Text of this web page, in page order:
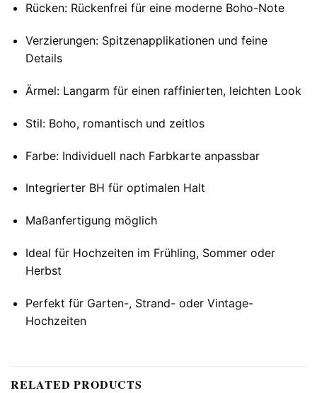
Rücken: Rückenfrei für eine moderne Boho-Note
Verzierungen: Spitzenapplikationen und feine
Details
Ärmel: Langarm für einen raffinierten, leichten Look
Stil: Boho, romantisch und zeitlos
Farbe: Individuell nach Farbkarte anpassbar
Integrierter BH für optimalen Halt
Maßanfertigung möglich
Ideal für Hochzeiten im Frühling, Sommer oder
Herbst
Perfekt für Garten-, Strand- oder Vintage-
Hochzeiten
RELATED PRODUCTS